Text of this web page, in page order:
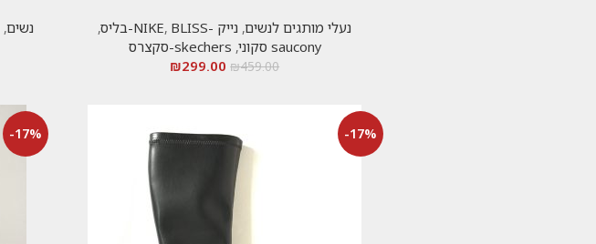
נעלי מותגים לנשים, נייק -NIKE , BLISS-בליס
,
saucony סקוני
, skechers-סקצרס
₪459.00
₪299.00
נשים,
-17%
-17%